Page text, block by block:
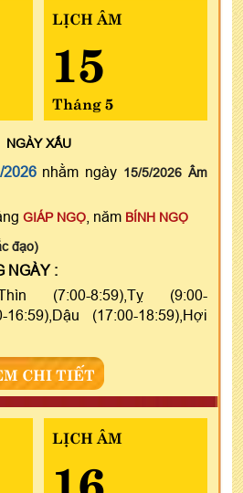
LỊCH ÂM
15
Tháng 5
NGÀYXẤU
2026nhằm ngày 15/5/2026 Âm
GIÁP NGỌ , năm BÍNH NGỌ
đạo)
NGÀY :
(7:00-8:59),Tỵ (9:00-
16:59),Dậu (17:00-18:59),Hợi
CHI TIẾT
LỊCH ÂM
16